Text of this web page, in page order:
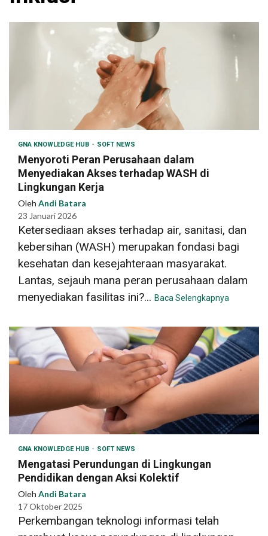
GNA KNOWLEDGE HUB SOFT NEWS
Menyoroti Peran Perusahaan dalam
Menyediakan Akses terhadap WASH di
Lingkungan Kerja
Oleh Andi Batara
23 Januari 2026
Ketersediaan akses terhadap air, sanitasi, dan
kebersihan (WASH) merupakan fondasi bagi
kesehatan dan kesejahteraan masyarakat.
Lantas, sejauh mana peran perusahaan dalam
menyediakan fasilitas ini?... Baca Selengkapnya
GNA KNOWLEDGE HUB SOFT NEWS
Mengatasi Perundungan di Lingkungan
Pendidikan dengan Aksi Kolektif
Oleh Andi Batara
17 Oktober 2025
Perkembangan teknologi informasi telah